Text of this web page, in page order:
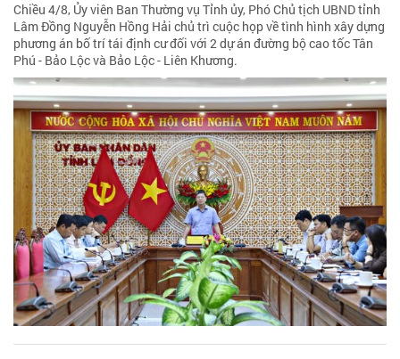
Chiều 4/8, Ủy viên Ban Thường vụ Tỉnh ủy, Phó Chủ tịch UBND tỉnh
Lâm Đồng Nguyễn Hồng Hải chủ trì cuộc họp về tình hình xây dựng
phương án bố trí tái định cư đối với 2 dự án đường bộ cao tốc Tân
Phú - Bảo Lộc và Bảo Lộc - Liên Khương.